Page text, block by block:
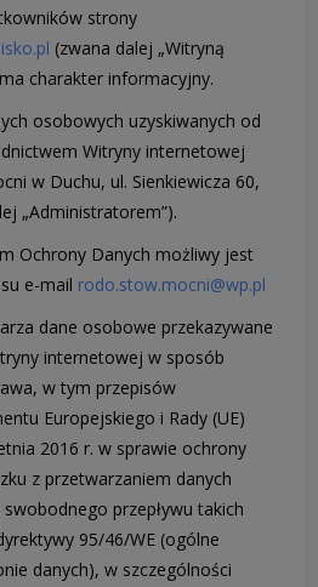
strony
(zwana dalej „Witryną
charakter informacyjny.
osobowych uzyskiwanych od
Witryny internetowej
w Duchu, ul. Sienkiewicza 60,
„Administratorem”).
Ochrony Danych możliwy jest
e-mail rodo.stow.mocni@wp.pl
dane osobowe przekazywane
internetowej w sposób
w tym przepisów
Europejskiego i Rady (UE)
2016 r. w sprawie ochrony
z przetwarzaniem danych
przepływu takich
95/46/WE (ogólne
danych), w szczególności